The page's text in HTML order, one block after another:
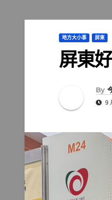
地方大小事 屏東
屏東
By
9